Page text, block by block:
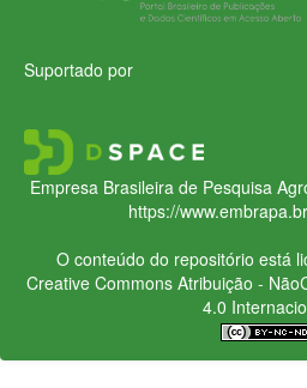
Suportado por
Empresa Brasileira de Pesquisa
https://
O conteúdo do repositório está
Creative CommonsAtribuição -
4.0